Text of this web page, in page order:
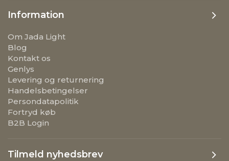
Information
Om Jada Light
Blog
Kontakt os
Genlys
Levering og returnering
Handelsbetingelser
Persondatapolitik
Fortryd køb
B2B Login
Tilmeld nyhedsbrev